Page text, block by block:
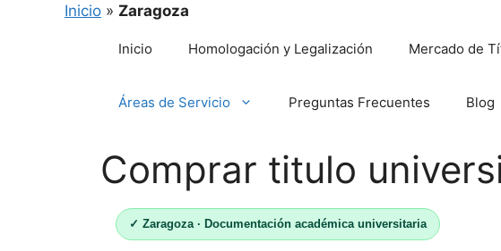
Inicio » Zaragoza
Inicio Homologación y Legalización Mercado de
Áreas de Servicio Preguntas Frecuentes Blog
Comprar titulo
✓ Zaragoza · Documentación académica universitaria